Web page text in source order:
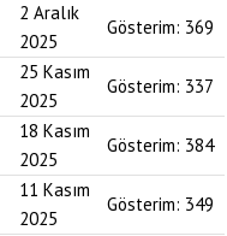
2 Aralık
2025
Gösterim: 369
25 Kasım
2025
Gösterim: 337
18 Kasım
2025
Gösterim: 384
11 Kasım
2025
Gösterim: 349